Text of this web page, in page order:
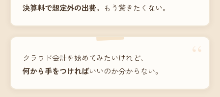
決算料で想定外の出費。もう驚きたくない。
“
クラウド会計を始めてみたいけれど、
何から手をつければいいのか分からない。